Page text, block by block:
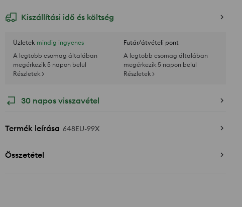
Kiszállítási idő és költség
Üzletek mindig ingyenes
A legtöbb csomag általában
megérkezik 5 napon belül
Részletek >
Futár/átvételi pont
A legtöbb csomag általában
megérkezik 5 napon belül
Részletek >
30 napos visszavétel
Termék leírása 648EU-99X
Összetétel